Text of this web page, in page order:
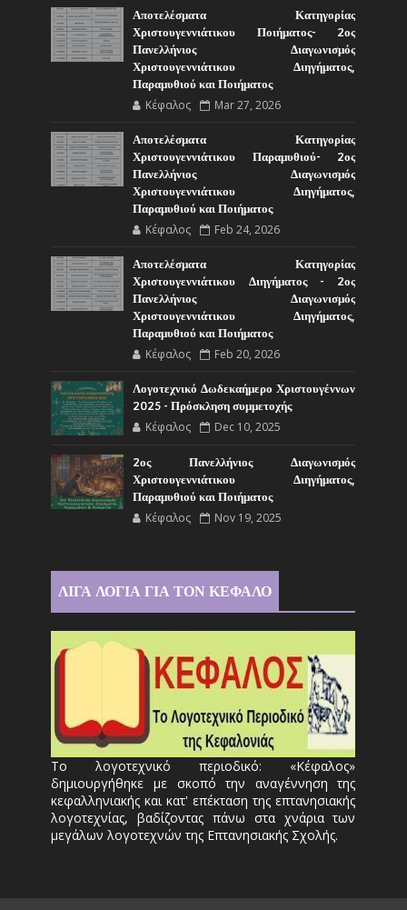
Αποτελέσματα Κατηγορίας
Χριστουγεννιάτικου Ποιήματος- 2ος
Πανελλήνιος Διαγωνισμός
Χριστουγεννιάτικου Διηγήματος,
Παραμυθιού και Ποιήματος
Κέφαλος Mar 27, 2026
Αποτελέσματα Κατηγορίας
Χριστουγεννιάτικου Παραμυθιού- 2ος
Πανελλήνιος Διαγωνισμός
Χριστουγεννιάτικου Διηγήματος,
Παραμυθιού και Ποιήματος
Κέφαλος Feb 24, 2026
Αποτελέσματα Κατηγορίας
Χριστουγεννιάτικου Διηγήματος - 2ος
Πανελλήνιος Διαγωνισμός
Χριστουγεννιάτικου Διηγήματος,
Παραμυθιού και Ποιήματος
Κέφαλος Feb 20, 2026
Λογοτεχνικό Δωδεκαήμερο Χριστουγέννων
2025 - Πρόσκληση συμμετοχής
Κέφαλος Dec 10, 2025
2ος Πανελλήνιος Διαγωνισμός
Χριστουγεννιάτικου Διηγήματος,
Παραμυθιού και Ποιήματος
Κέφαλος Nov 19, 2025
ΛΙΓΑ ΛΟΓΙΑ ΓΙΑ ΤΟΝ ΚΕΦΑΛΟ
Το λογοτεχνικό περιοδικό: «Κέφαλος»
δημιουργήθηκε με σκοπό την αναγέννηση της
κεφαλληνιακής και κατ' επέκταση της επτανησιακής
λογοτεχνίας, βαδίζοντας πάνω στα χνάρια των
μεγάλων λογοτεχνών της Επτανησιακής Σχολής.